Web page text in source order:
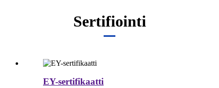
Sertifiointi
EY-sertifikaatti